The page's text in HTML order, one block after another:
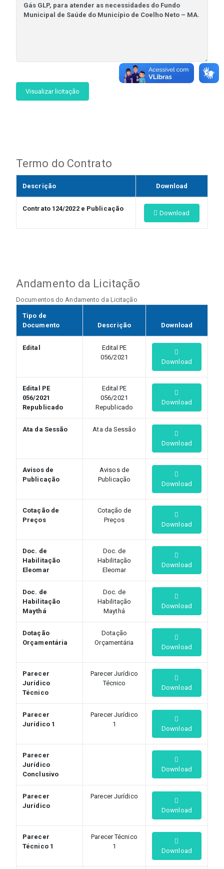
Visualizar licitação
Termo do Contrato
Descrição Download
Contrato 124/2022 e Publicação
Download
Andamento da Licitação
Documentos do Andamento da Licitação
Tipo de
Documento
Descrição Download
Edital
Edital PE
056/2021
Download
Edital PE
056/2021
Republicado
Edital PE
056/2021
Republicado
Download
Ata da Sessão
Ata da Sessão
Download
Avisos de
Publicação
Avisos de
Publicação
Download
Cotação de
Preços
Cotação de
Preços
Download
Doc. de
Habilitação
Eleomar
Doc. de
Habilitação
Eleomar
Download
Doc. de
Habilitação
Maythá
Doc. de
Habilitação
Maythá
Download
Dotação
Orçamentária
Dotação
Orçamentária
Download
Parecer
Jurídico
Técnico
Parecer Jurídico
Técnico
Download
Parecer
Jurídico 1
Parecer Jurídico
1
Download
Parecer
Jurídico
Conclusivo
Download
Parecer
Jurídico
Parecer Jurídico
Download
Parecer
Técnico 1
Parecer Técnico
1
Download